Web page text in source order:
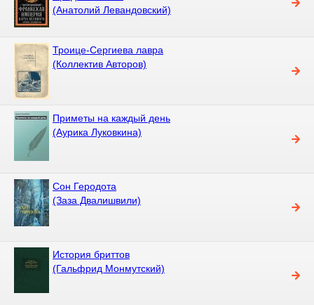
(Анатолий Левандовский)
Троице-Сергиева лавра
(Коллектив Авторов)
Приметы на каждый день
(Аурика Луковкина)
Сон Геродота
(Заза Двалишвили)
История бриттов
(Гальфрид Монмутский)